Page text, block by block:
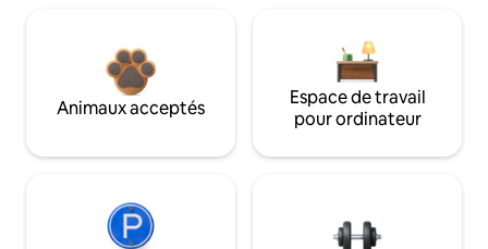
Animaux acceptés
Espace de travail
pour ordinateur